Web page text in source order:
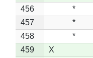
456
*
457
*
458
*
459
X